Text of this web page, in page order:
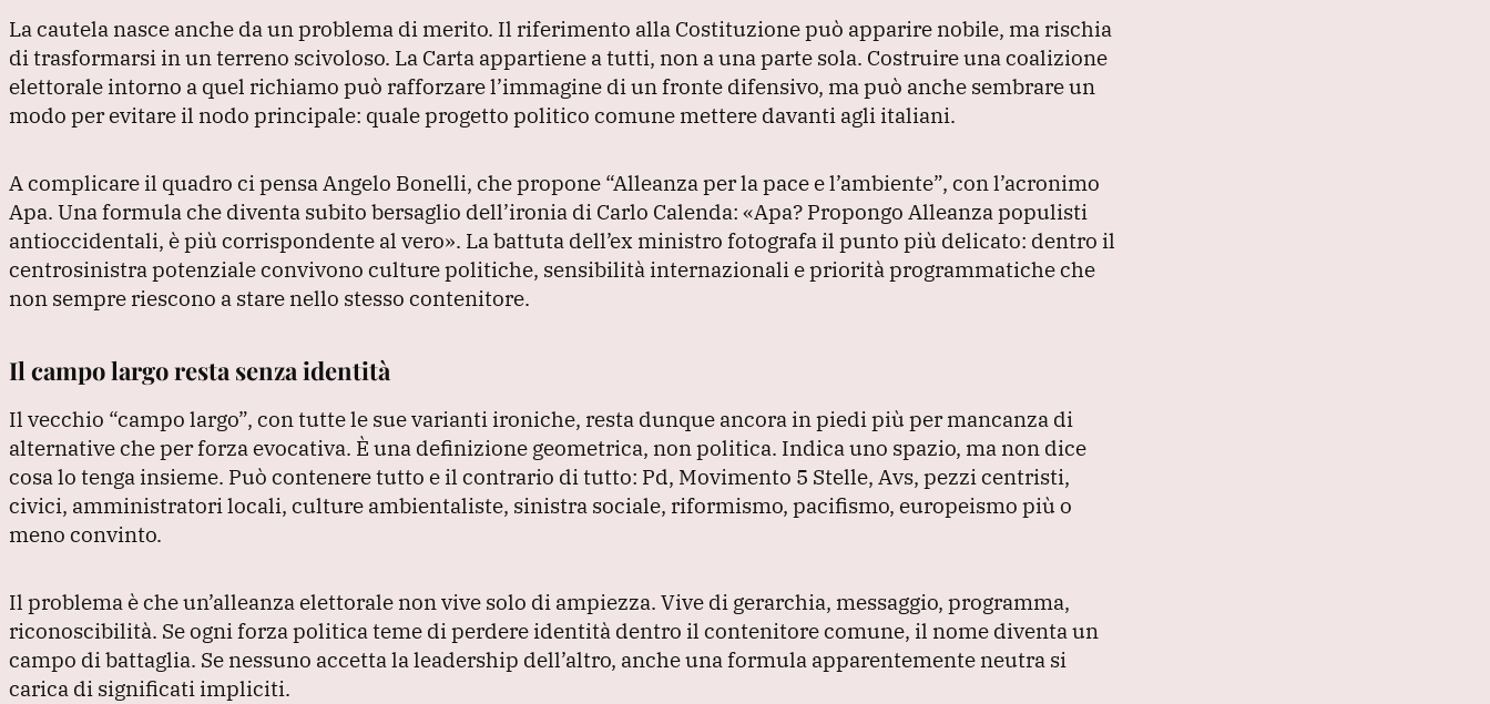
La cautela nasce anche da un problema di merito. Il riferimento alla Costituzione può apparire nobile, ma rischia
di trasformarsi in un terreno scivoloso. La Carta appartiene a tutti, non a una parte sola. Costruire una coalizione
elettorale intorno a quel richiamo può rafforzare l’immagine di un fronte difensivo, ma può anche sembrare un
modo per evitare il nodo principale: quale progetto politico comune mettere davanti agli italiani.
A complicare il quadro ci pensa Angelo Bonelli, che propone “Alleanza per la pace e l’ambiente”, con l’acronimo
Apa. Una formula che diventa subito bersaglio dell’ironia di Carlo Calenda: «Apa? Propongo Alleanza populisti
antioccidentali, è più corrispondente al vero». La battuta dell’ex ministro fotografa il punto più delicato: dentro il
centrosinistra potenziale convivono culture politiche, sensibilità internazionali e priorità programmatiche che
non sempre riescono a stare nello stesso contenitore.
Il campo largo resta senza identità
Il vecchio “campo largo”, con tutte le sue varianti ironiche, resta dunque ancora in piedi più per mancanza di
alternative che per forza evocativa. È una definizione geometrica, non politica. Indica uno spazio, ma non dice
cosa lo tenga insieme. Può contenere tutto e il contrario di tutto: Pd, Movimento 5 Stelle, Avs, pezzi centristi,
civici, amministratori locali, culture ambientaliste, sinistra sociale, riformismo, pacifismo, europeismo più o
meno convinto.
Il problema è che un’alleanza elettorale non vive solo di ampiezza. Vive di gerarchia, messaggio, programma,
riconoscibilità. Se ogni forza politica teme di perdere identità dentro il contenitore comune, il nome diventa un
campo di battaglia. Se nessuno accetta la leadership dell’altro, anche una formula apparentemente neutra si
carica di significati impliciti.